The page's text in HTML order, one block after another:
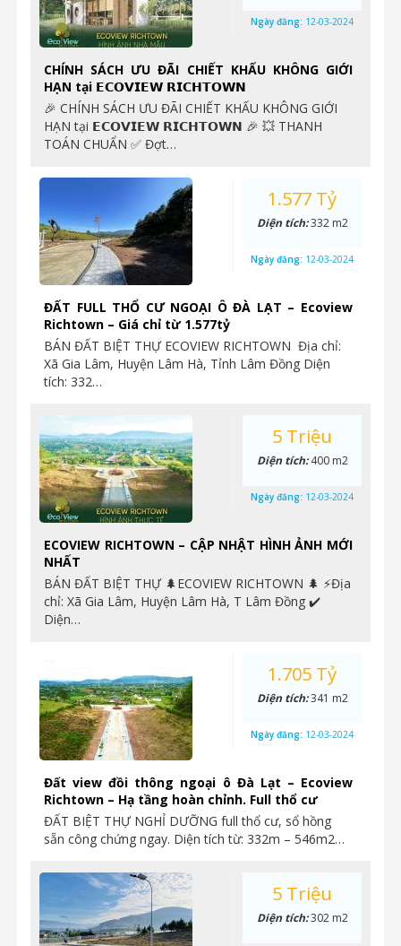
CHÍNH SÁCH ƯU ĐÃI CHIẾT KHẤU KHÔNG GIỚI
HẠN tại 𝗘𝗖𝗢𝗩𝗜𝗘𝗪 𝗥𝗜𝗖𝗛𝗧𝗢𝗪𝗡
🎉 CHÍNH SÁCH ƯU ĐÃI CHIẾT KHẤU KHÔNG GIỚI
HẠN tại 𝗘𝗖𝗢𝗩𝗜𝗘𝗪 𝗥𝗜𝗖𝗛𝗧𝗢𝗪𝗡 🎉 ️💥 THANH
TOÁN CHUẨN ✅ Đợt…
Ngày đăng: 12-03-2024
ĐẤT FULL THỔ CƯ NGOẠI Ô ĐÀ LẠT – Ecoview
Richtown – Giá chỉ từ 1.577tỷ
BÁN ĐẤT BIỆT THỰ ECOVIEW RICHTOWN Địa chỉ:
Xã Gia Lâm, Huyện Lâm Hà, Tỉnh Lâm Đồng Diện
tích: 332…
1.577 Tỷ
Diện tích:332 m2
Ngày đăng: 12-03-2024
ECOVIEW RICHTOWN – CẬP NHẬT HÌNH ẢNH MỚI
NHẤT
BÁN ĐẤT BIỆT THỰ 🌲ECOVIEW RICHTOWN 🌲 ⚡️Địa
chỉ: Xã Gia Lâm, Huyện Lâm Hà, T Lâm Đồng ✔️
Diện…
5 Triệu
Diện tích:400 m2
Ngày đăng: 12-03-2024
Đất view đồi thông ngoại ô Đà Lạt – Ecoview
Richtown – Hạ tầng hoàn chỉnh. Full thổ cư
ĐẤT BIỆT THỰ NGHỈ DƯỠNG full thổ cư, sổ hồng
sẵn công chứng ngay. Diện tích từ: 332m – 546m2…
1.705 Tỷ
Diện tích:341 m2
Ngày đăng: 12-03-2024
5 Triệu
Diện tích:302 m2